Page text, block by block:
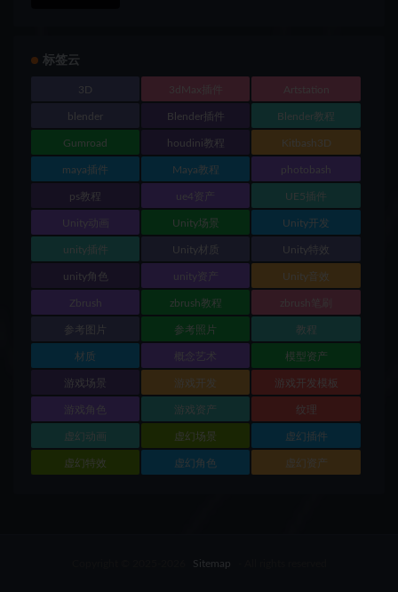
标签云
3D 3dMax插件 Artstation
blender Blender插件 Blender教程
Gumroad houdini教程 Kitbash3D
maya插件 Maya教程 photobash
ps教程 ue4资产 UE5插件
Unity动画 Unity场景 Unity开发
unity插件 Unity材质 Unity特效
unity角色 unity资产 Unity音效
Zbrush zbrush教程 zbrush笔刷
参考图片 参考照片 教程
材质 概念艺术 模型资产
游戏场景 游戏开发 游戏开发模板
游戏角色 游戏资产 纹理
虚幻动画 虚幻场景 虚幻插件
虚幻特效 虚幻角色 虚幻资产
Sitemap